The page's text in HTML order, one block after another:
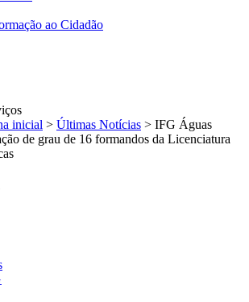
ao Cidadão
inicial > Últimas Notícias > IFG Águas
de grau de 16 formandos da Licenciatura